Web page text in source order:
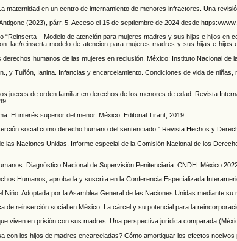
maternidad en un centro de internamiento de menores infractores. Una
(2023), párr. 5. Acceso el 15 de septiembre de 2024 desde https://
“Reinserta – Modelo de atención para mujeres madres y sus hijas e hijos
reinserta-modelo-de-atencion-para-mujeres-madres-y-sus-hijas-e-hijos-
humanos de las mujeres en reclusión. México: Instituto Nacional de
y Tuñón, Ianina. Infancias y encarcelamiento. Condiciones de vida de
jueces de orden familiar en derechos de los menores de edad. Revista
El interés superior del menor. México: Editorial Tirant, 2019.
social como derecho humano del sentenciado.” Revista Hechos y
las Naciones Unidas. Informe especial de la Comisión Nacional de los
Diagnóstico Nacional de Supervisión Penitenciaria. CNDH. México
Humanos, aprobada y suscrita en la Conferencia Especializada
Adoptada por la Asamblea General de las Naciones Unidas mediante su
de reinserción social en México: La cárcel y su potencial para la
viven en prisión con sus madres. Una perspectiva jurídica comparada
con los hijos de madres encarceladas? Cómo amortiguar los efectos